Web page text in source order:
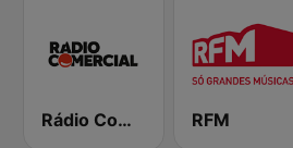
Rádio Comercial RFM